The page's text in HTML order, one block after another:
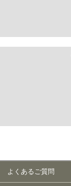
よくあるご質問